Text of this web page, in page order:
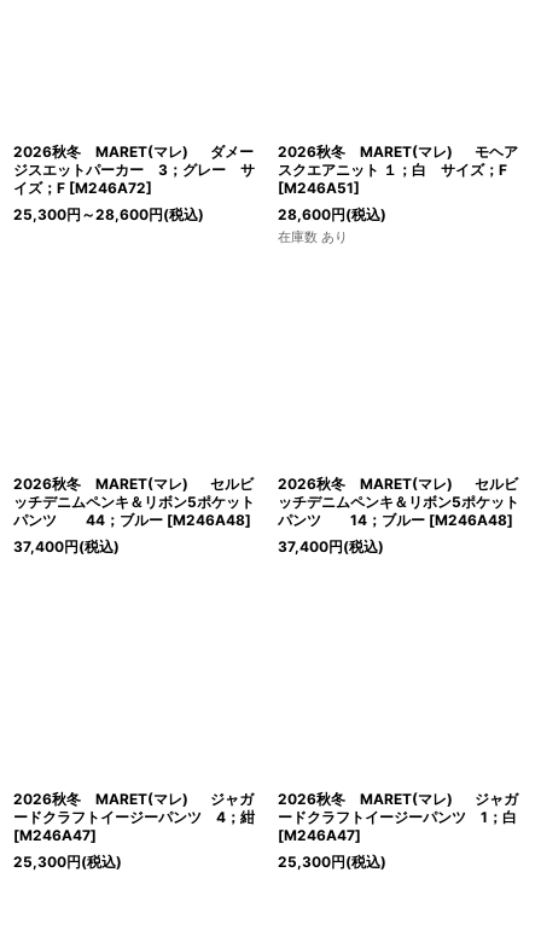
2026秋冬 MARET(マレ) ダメー
ジスエットパーカー 3；グレー サ
イズ；F [M246A72]
25,300円 ～28,600円(税込)
2026秋冬 MARET(マレ) モヘア
スクエアニット １；白 サイズ；F
[M246A51]
28,600円(税込)
在庫数 あり
2026秋冬 MARET(マレ) セルビ
ッチデニムペンキ＆リボン5ポケット
パンツ 44；ブルー [M246A48]
37,400円(税込)
2026秋冬 MARET(マレ) セルビ
ッチデニムペンキ＆リボン5ポケット
パンツ 14；ブルー [M246A48]
37,400円(税込)
2026秋冬 MARET(マレ) ジャガ
ードクラフトイージーパンツ 4；紺
[M246A47]
25,300円(税込)
2026秋冬 MARET(マレ) ジャガ
ードクラフトイージーパンツ 1；白
[M246A47]
25,300円(税込)